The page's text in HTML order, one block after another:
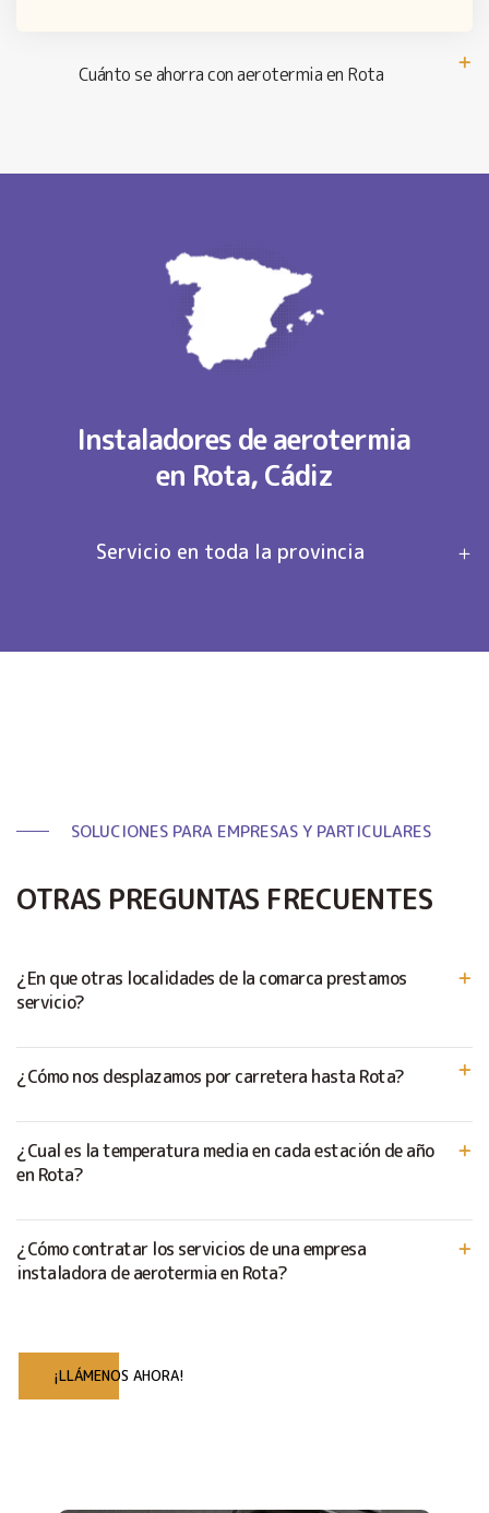
Cuánto se ahorra con aerotermia en Rota
Instaladores de aerotermia
en Rota, Cádiz
Servicio en toda la provincia
SOLUCIONES PARA EMPRESAS Y PARTICULARES
OTRAS PREGUNTAS FRECUENTES
¿En que otras localidades de la comarca prestamos
servicio?
¿Cómo nos desplazamos por carretera hasta Rota?
¿Cual es la temperatura media en cada estación de año
en Rota?
¿Cómo contratar los servicios de una empresa
instaladora de aerotermia en Rota?
¡LLÁMENOS AHORA!